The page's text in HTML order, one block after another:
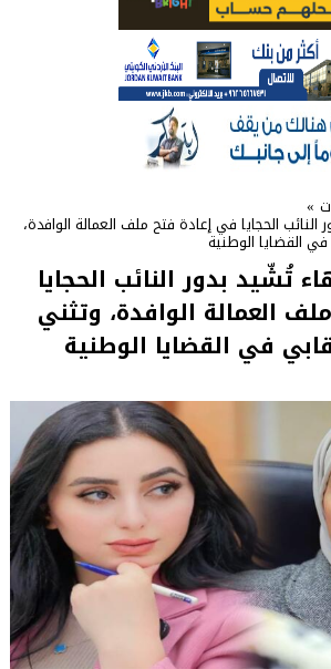
»
النائب الحجايا في إعادة فتح ملف العمالة الوافدة،
القضايا الوطنية
تُشّيد بدور النائب الحجايا
العمالة الوافدة، وتثني
في القضايا الوطنية